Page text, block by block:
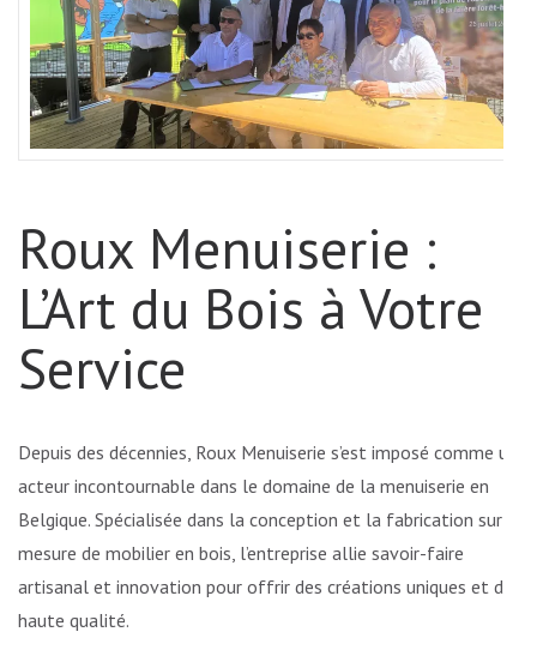
Roux Menuiserie :
L’Art du Bois à Votre
Service
Depuis des décennies, Roux Menuiserie s’est imposé comme un
acteur incontournable dans le domaine de la menuiserie en
Belgique. Spécialisée dans la conception et la fabrication sur
mesure de mobilier en bois, l’entreprise allie savoir-faire
artisanal et innovation pour offrir des créations uniques et de
haute qualité.